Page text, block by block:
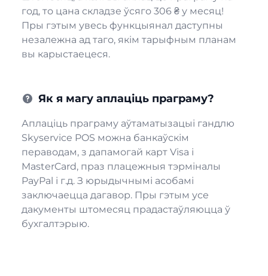
год, то цана складзе ўсяго 306 ₴ у месяц!
Пры гэтым увесь функцыянал даступны
незалежна ад таго, якім тарыфным планам
вы карыстаецеся.
Як я магу аплаціць праграму?
Аплаціць праграму аўтаматызацыі гандлю
Skyservice POS можна банкаўскім
пераводам, з дапамогай карт Visa і
MasterCard, праз плацежныя тэрміналы
PayPal і г.д. З юрыдычнымі асобамі
заключаецца дагавор. Пры гэтым усе
дакументы штомесяц прадастаўляюцца ў
бухгалтэрыю.